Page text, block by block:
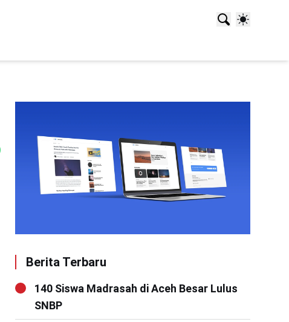
Berita Terbaru
140 Siswa Madrasah di Aceh Besar Lulus
SNBP